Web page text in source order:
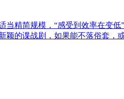
当精简规模，“感受到效率在变低”
的谍战剧，如果能不落俗套，